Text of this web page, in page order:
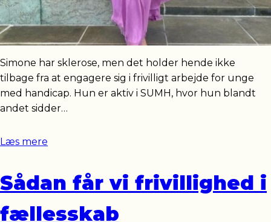
Simone har sklerose, men det holder hende ikke
tilbage fra at engagere sig i frivilligt arbejde for unge
med handicap. Hun er aktiv i SUMH, hvor hun blandt
andet sidder…
Læs mere
Sådan får vi frivillighed i
fællesskab